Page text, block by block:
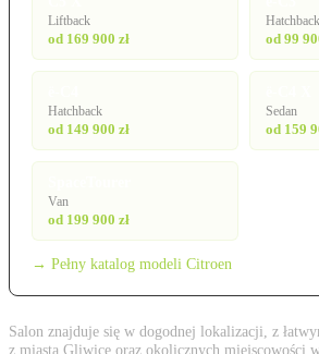
Liftback
od 169 900 zł
Hatchback
od 99
Hatchback
od 149 900 zł
Sedan
od 159
Van
od 199 900 zł
→ Pełny katalog modeli Citroen
Salon znajduje się w dogodnej lokalizacji, z
z miasta Gliwice oraz okolicznych miejscowości